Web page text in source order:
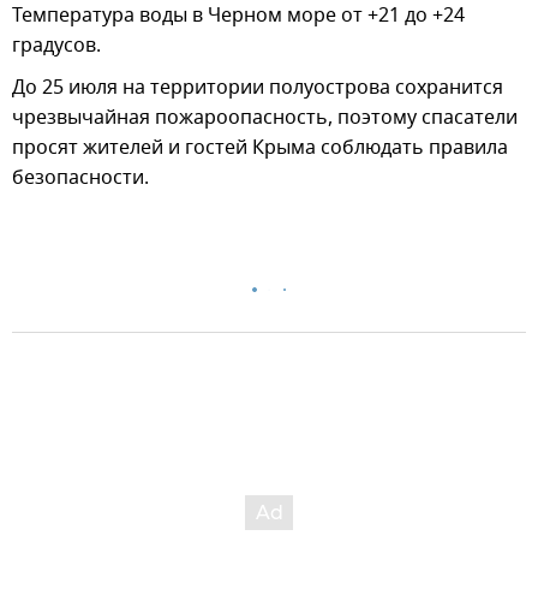
Температура воды в Черном море от +21 до +24
градусов.
До 25 июля на территории полуострова сохранится
чрезвычайная пожароопасность, поэтому спасатели
просят жителей и гостей Крыма соблюдать правила
безопасности.